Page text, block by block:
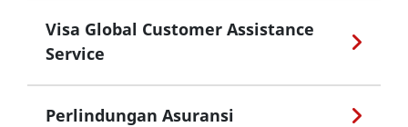
Visa Global Customer Assistance
Service
Perlindungan Asuransi